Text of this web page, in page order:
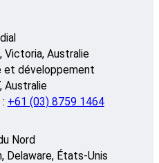
Victoria, Australie
et développement
Australie
+61 (03) 8759 1464
Nord
Delaware, États-Unis